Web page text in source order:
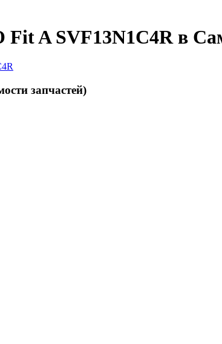
Fit A SVF13N1C4R в
запчастей)